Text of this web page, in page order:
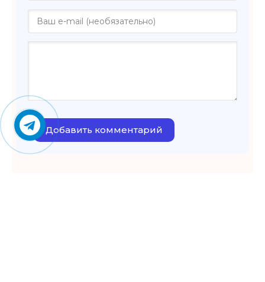
Добавить комментарий